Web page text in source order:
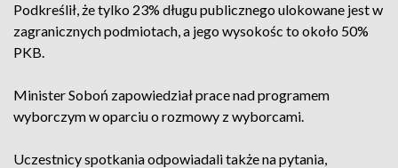
Podkreślił, że tylko 23% długu publicznego ulokowane jest w
zagranicznych podmiotach, a jego wysokośc to około 50%
PKB.
Minister Soboń zapowiedział prace nad programem
wyborczym w oparciu o rozmowy z wyborcami.
Uczestnicy spotkania odpowiadali także na pytania,